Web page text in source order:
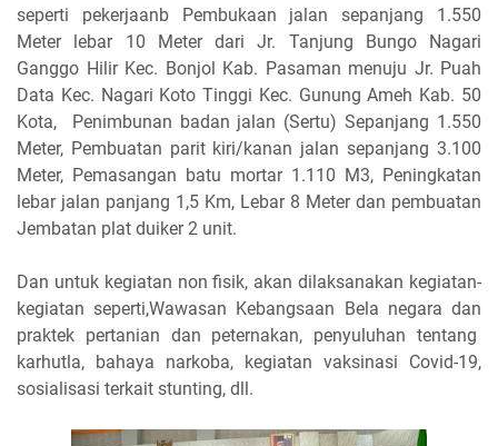
seperti pekerjaanb Pembukaan jalan sepanjang 1.550
Meter lebar 10 Meter dari Jr. Tanjung Bungo Nagari
Ganggo Hilir Kec. Bonjol Kab. Pasaman menuju Jr. Puah
Data Kec. Nagari Koto Tinggi Kec. Gunung Ameh Kab. 50
Kota, Penimbunan badan jalan (Sertu) Sepanjang 1.550
Meter, Pembuatan parit kiri/kanan jalan sepanjang 3.100
Meter, Pemasangan batu mortar 1.110 M3, Peningkatan
lebar jalan panjang 1,5 Km, Lebar 8 Meter dan pembuatan
Jembatan plat duiker 2 unit.
Dan untuk kegiatan non fisik, akan dilaksanakan kegiatan-
kegiatan seperti,Wawasan Kebangsaan Bela negara dan
praktek pertanian dan peternakan, penyuluhan tentang
karhutla, bahaya narkoba, kegiatan vaksinasi Covid-19,
sosialisasi terkait stunting, dll.